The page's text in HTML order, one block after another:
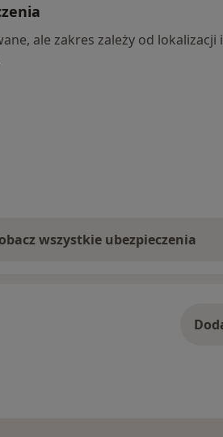
ale zakres zależy od lokalizacji
wszystkie ubezpieczenia